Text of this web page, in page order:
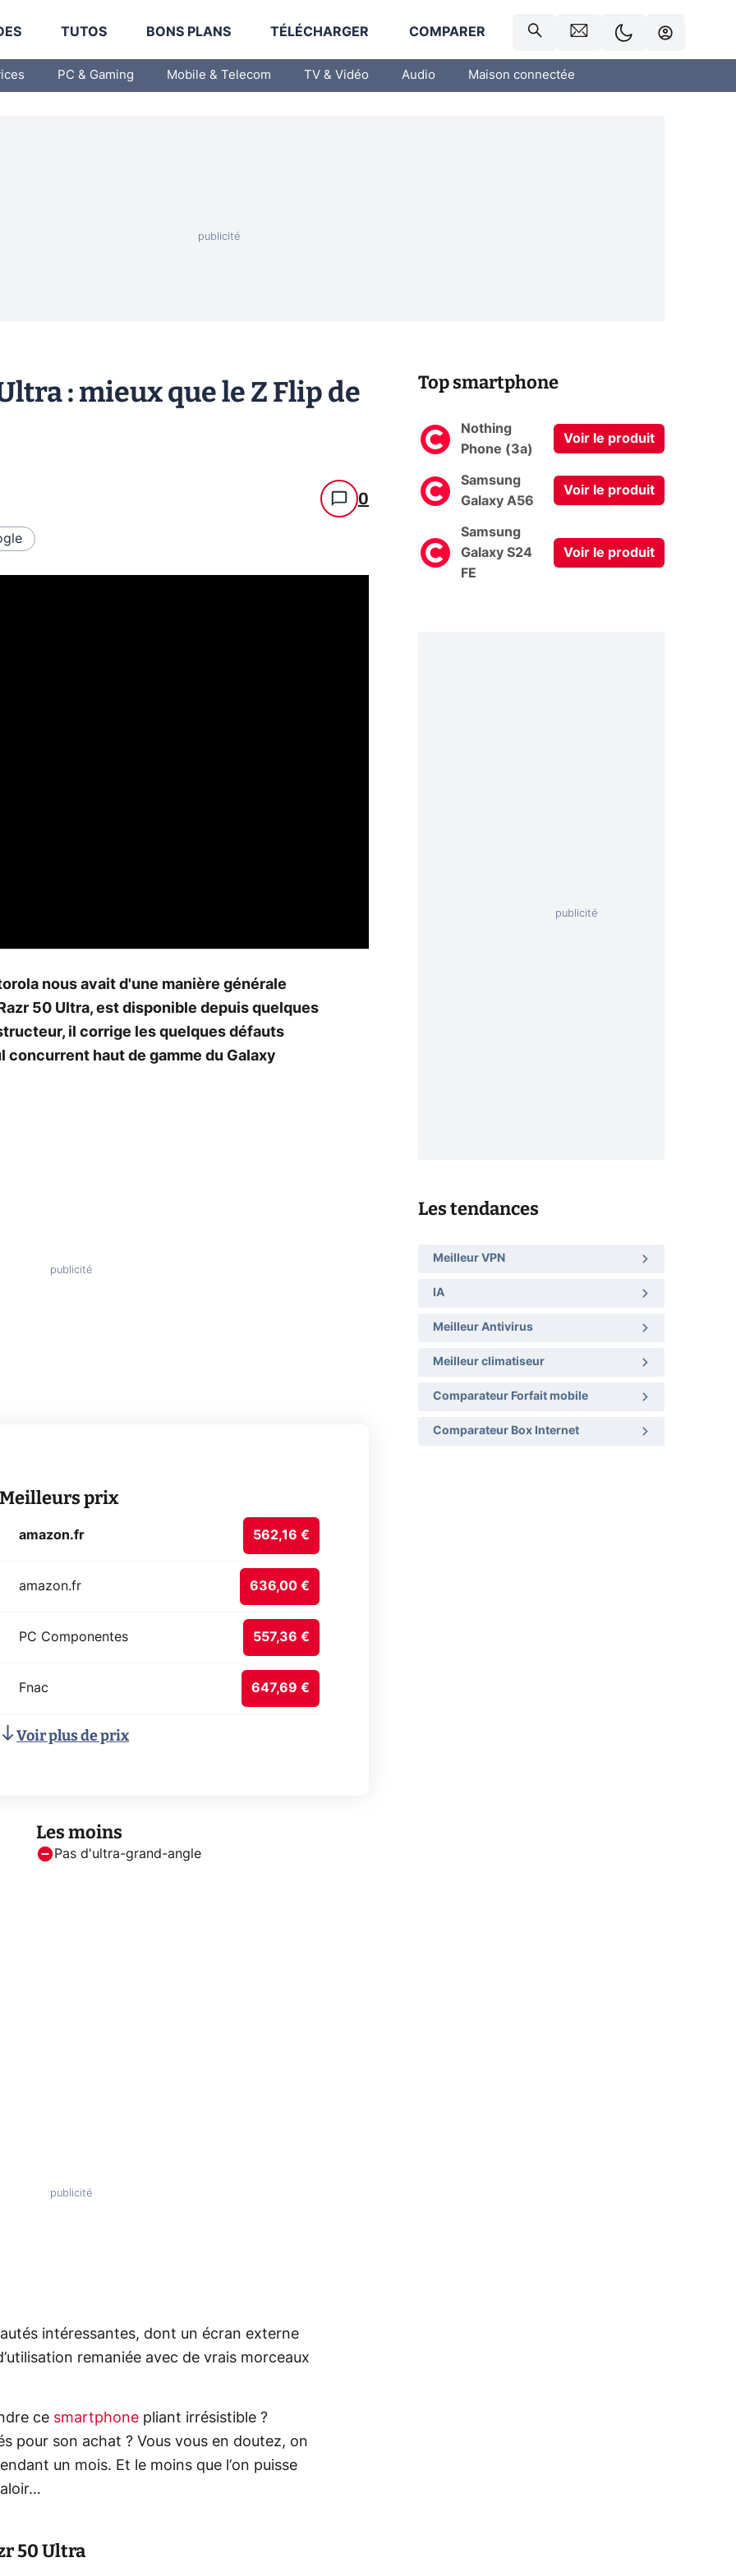
TUTOS BONS PLANS TÉLÉCHARGER COMPARER
PC & Gaming Mobile & Telecom TV & Vidéo Audio Maison connectée
: mieux que le Z Flip de
0
nous avait d'une manière générale
50 Ultra, est disponible depuis quelques
il corrige les quelques défauts
concurrent haut de gamme du Galaxy
Meilleurs prix
amazon.fr 562,16 €
amazon.fr 636,00 €
PC Componentes 557,36 €
Fnac 647,69 €
Voir plus de prix
Les moins
Pas d'ultra-grand-angle
intéressantes, dont un écran externe
remaniée avec de vrais morceaux
ce smartphone pliant irrésistible ?
pour son achat ? Vous vous en doutez, on
un mois. Et le moins que l’on puisse
50 Ultra
Top smartphone
Nothing
Phone (3a)
Voir le produit
Samsung
Galaxy A56
Voir le produit
Samsung
Galaxy S24
FE
Voir le produit
Les tendances
Meilleur VPN
IA
Meilleur Antivirus
Meilleur climatiseur
Comparateur Forfait mobile
Comparateur Box Internet